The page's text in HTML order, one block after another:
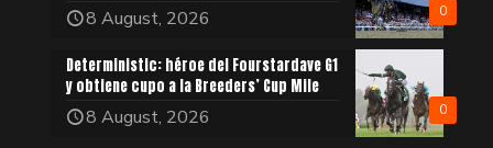
0
8 August, 2026
0
Deterministic: héroe del Fourstardave G1
y obtiene cupo a la Breeders’ Cup Mile
8 August, 2026